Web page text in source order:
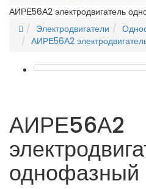
АИРЕ56А2 электродвигатель
Электродвигатели
АИРЕ56А2
АИРЕ56А2
однофазный